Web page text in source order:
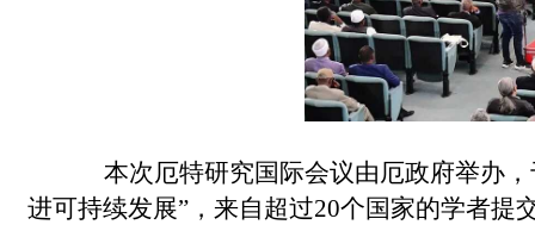
本次厄特研究国际会议由厄政府举办，
进可持续发展”，来自超过20个国家的学者提